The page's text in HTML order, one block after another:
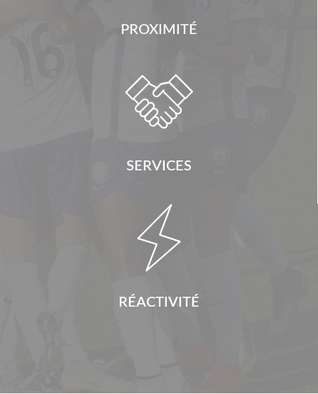
PROXIMITÉ

SERVICES

RÉACTIVITÉ